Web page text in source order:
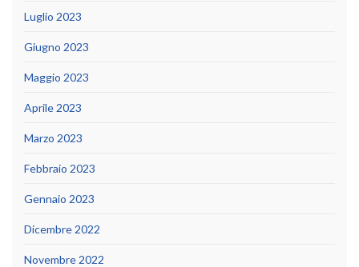
Luglio 2023
Giugno 2023
Maggio 2023
Aprile 2023
Marzo 2023
Febbraio 2023
Gennaio 2023
Dicembre 2022
Novembre 2022